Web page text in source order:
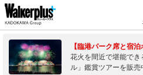
【臨港パーク席と宿泊
花火を間近で堪能で
ル」鑑賞ツアーを販売